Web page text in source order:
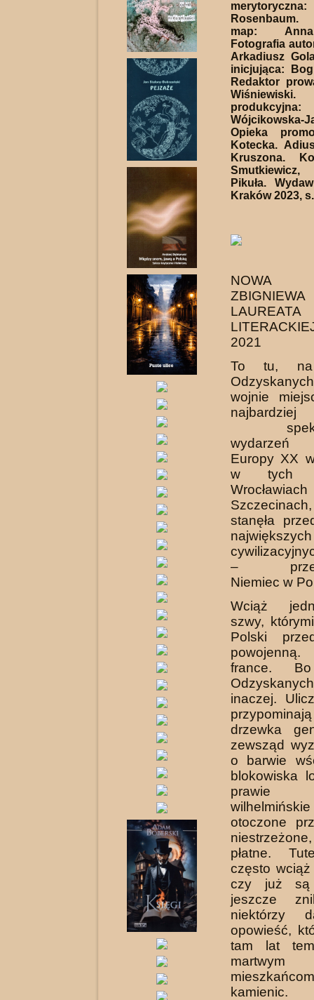
Rosenbaum.
map:
Fotografia
Arkadiusz
inicjująca:
Redaktor
Wójcikowska-
Opieka
Kotecka.
Kruszona.
Pikuła.
Kraków 2023,
NOWA
LAUREATA
2021
To tu, na
wojnie
najbardziej
wydarzeń
Europy XX
w tych
stanęła
największych
–
Niemiec w
Wciąż
szwy,
Polski
france.
inaczej.
drzewka
zewsząd
o barwie
blokowiska
prawie
otoczone
płatne.
często
czy już
jeszcze
niektórzy
opowieść,
tam lat
kamienic.